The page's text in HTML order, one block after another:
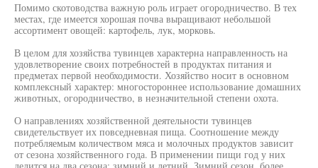
Помимо скотоводства важную роль играет огородничество. В тех
местах, где имеется хорошая почва выращивают небольшой
ассортимент овощей: картофель, лук, морковь.
В целом для хозяйства тувинцев характерна направленность на
удовлетворение своих потребностей в продуктах питания и
предметах первой необходимости. Хозяйство носит в основном
комплексный характер: многостороннее использование домашних
животных, огородничество, в незначительной степени охота.
О направлениях хозяйственной деятельности тувинцев
свидетельствует их повседневная пища. Соотношение между
потребляемым количеством мяса и молочных продуктов зависит
от сезона хозяйственного года. В применении пищи год у них